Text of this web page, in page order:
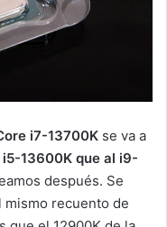
i7-13700K se va a
13600K que al i9-
después. Se
recuento de